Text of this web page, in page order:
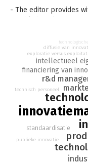
- The editor provides
- The book will include
authors chosen for
- These chapters
issues under 3 or 4
- The handbook
highlighting the
- The book is targeted
a text for graduate
r&d
financiering van
intellectueel
standaardisatie
publieke innovatie
technisch personeel
exploratie versus
diffusie van